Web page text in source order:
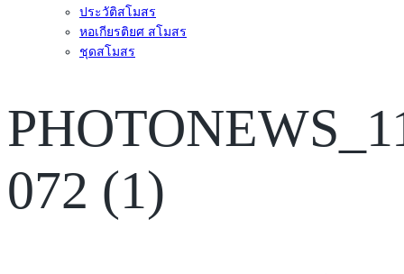
ประวัติสโมสร
หอเกียรติยศ สโมสร
ชุดสโมสร
072 (1)